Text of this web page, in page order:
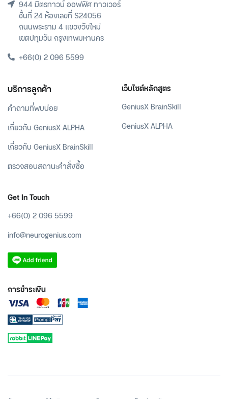
944 มิตรทาวน์ ออฟฟิศ ทาวเวอร์
ชั้นที่ 24 ห้องเลขที่ S24056
ถนนพระราม 4 แขวงวังใหม่
เขตปทุมวัน กรุงเทพมหานคร
+66(0) 2 096 5599
บริการลูกค้า
คำถามที่พบบ่อย
เกี่ยวกับ GeniusX ALPHA
เกี่ยวกับ GeniusX BrainSkill
ตรวจสอบสถานะคำสั่งซื้อ
เว็บไซต์หลักสูตร
GeniusX BrainSkill
GeniusX ALPHA
Get In Touch
+66(0) 2 096 5599
info@neurogenius.com
การชำระเงิน